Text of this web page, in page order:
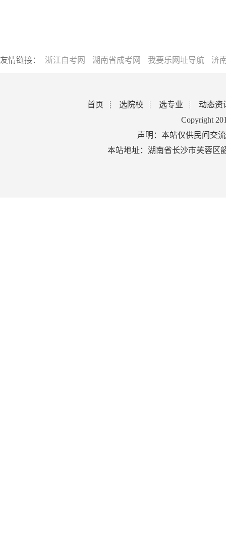
友情链接： 浙江自考网 湖南省成考网 我要乐网址导航 济
首页 选院校 选专业
动态资
Copyright
声明：本站仅供民间交
本站地址：湖南省长沙市芙蓉区